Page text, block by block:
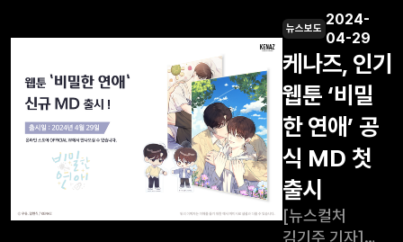
노관규 순천시장,
이우재 케나즈
대표.(순천시
제공)2024.6.12/
뉴스1 전남
순천시는 프랑시
안시에서 국내
웹툰기업 케나즈,
현지 콘텐츠기업
오노와 '글로벌
웹툰 인재
인재를 양성하기
위한 발판을
마련한다.26일
남양주시는
"경복대학교 및
한국 웹툰 전문
제작 주식회사
케나즈(이하 ㈜
케나즈)와 함께
3자 간 업무
뉴스보도
2024-
04-29
케나즈, 인기
웹툰 ‘비밀
한 연애’ 공
식 MD 첫
출시
[뉴스컬처
김기주 기자]